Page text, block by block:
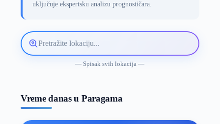
uključuje ekspertsku analizu prognostičara.
Pretražite
lokaciju
— Spisak svih lokacija —
Vreme danas u Paragama